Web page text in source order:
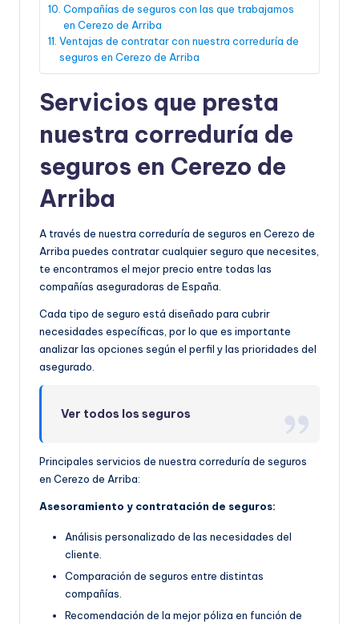
Compañías de seguros con las que trabajamos
en Cerezo de Arriba
Ventajas de contratar con nuestra correduría de
seguros en Cerezo de Arriba
Servicios que presta
nuestra correduría de
seguros en Cerezo de
Arriba
A través de nuestra correduría de seguros en Cerezo de
Arriba puedes contratar cualquier seguro que necesites,
te encontramos el mejor precio entre todas las
compañías aseguradoras de España.
Cada tipo de seguro está diseñado para cubrir
necesidades específicas, por lo que es importante
analizar las opciones según el perfil y las prioridades del
asegurado.
Ver todos los seguros
Principales servicios de nuestra correduría de seguros
en Cerezo de Arriba:
Asesoramiento y contratación de seguros:
Análisis personalizado de las necesidades del
cliente.
Comparación de seguros entre distintas
compañías.
Recomendación de la mejor póliza en función de